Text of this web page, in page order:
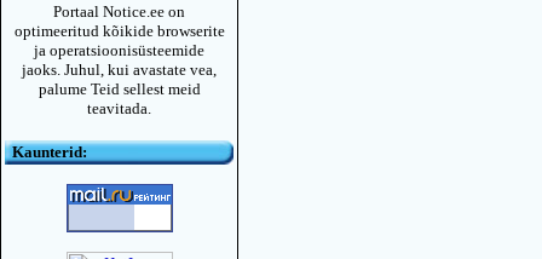
Portaal Notice.ee on
optimeeritud kõikide browserite
ja operatsioonisüsteemide
jaoks. Juhul, kui avastate vea,
palume Teid sellest meid
teavitada.
Kaunterid: